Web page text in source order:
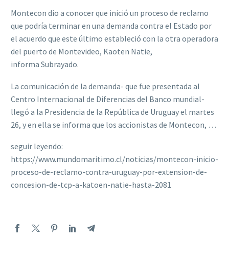
Montecon dio a conocer que inició un proceso de reclamo
que podría terminar en una demanda contra el Estado por
el acuerdo que este último estableció con la otra operadora
del puerto de Montevideo, Kaoten Natie,
informa Subrayado.
La comunicación de la demanda- que fue presentada al
Centro Internacional de Diferencias del Banco mundial-
llegó a la Presidencia de la República de Uruguay el martes
26, y en ella se informa que los accionistas de Montecon, …
seguir leyendo:
https://www.mundomaritimo.cl/noticias/montecon-inicio-
proceso-de-reclamo-contra-uruguay-por-extension-de-
concesion-de-tcp-a-katoen-natie-hasta-2081